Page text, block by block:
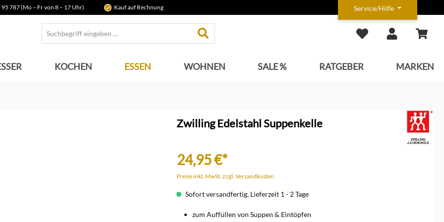
787 (Mo – Fr von 8 – 17 Uhr) Kauf auf Rechnung Service/Hilfe
KOCHEN ESSEN WOHNEN SALE % RATGEBER MARKEN
Zwilling Edelstahl Suppenkelle
24,95 €*
Preise inkl. MwSt. zzgl. Versandkosten
Sofort versandfertig, Lieferzeit 1 - 2 Tage
zum Auffüllen von Suppen & Eintöpfen